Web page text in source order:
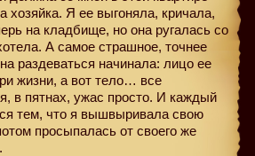
хозяйка. Я ее выгоняла, кричала,
на кладбище, но она ругалась со
А самое страшное, точнее
раздеваться начинала: лицо ее
жизни, а вот тело… все
в пятнах, ужас просто. И каждый
тем, что я вышвыривала свою
просыпалась от своего же